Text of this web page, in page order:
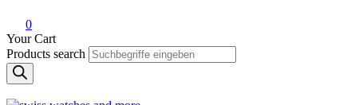
0
Your Cart
Products search